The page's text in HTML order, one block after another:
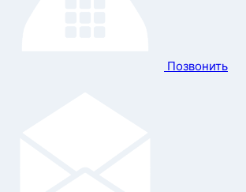
Позвонить